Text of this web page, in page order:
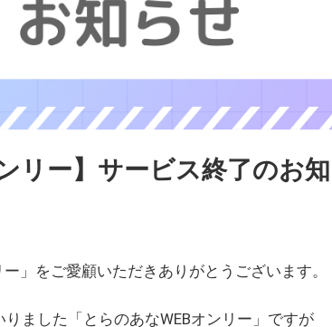
リー】サービス終了のお
」をご愛顧いただきありがとうございます。
ました「とらのあなWEBオンリー」ですが